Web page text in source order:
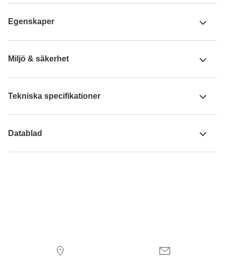
Egenskaper
Miljö & säkerhet
Tekniska specifikationer
Datablad